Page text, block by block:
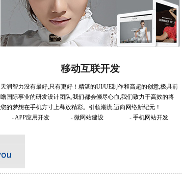
移动互联开发
天润智力没有最好,只有更好！精湛的UI/UE制作和高超的创意,极具前
瞻国际事业的研发设计团队,我们都会倾尽心血,我们致力于高效的将
您的梦想在手机方寸上释放精彩。引领潮流,迈向网络新纪元！
- APP应用开发
- 微网站建设 - 手机网站开发